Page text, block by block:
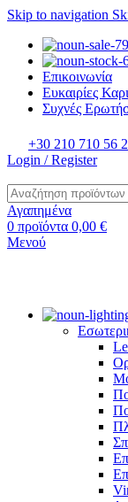
Skip to navigation
Επικοινωνία
Ευκαιρίες
Συχνές
+30 210 710 56
Login / Register
Αγαπημένα
0 προϊόντα 0,00 €
Μενού